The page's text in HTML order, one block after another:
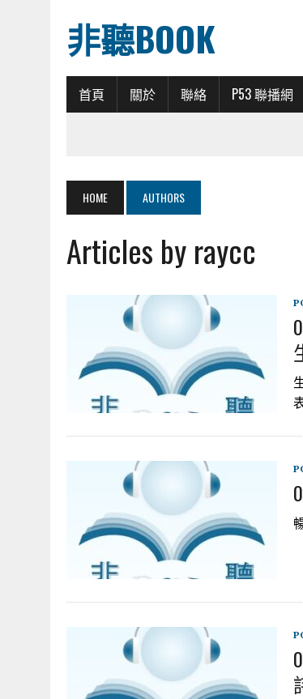
非聽BOOK
首頁 關於 聯絡 P53 聯播網
HOME AUTHORS
Articles by raycc